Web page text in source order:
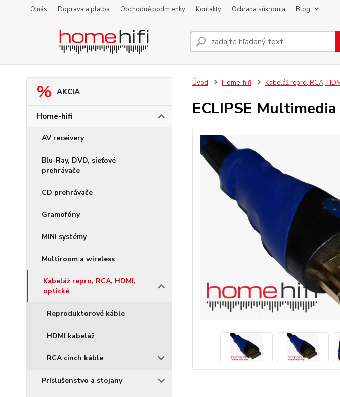
O nás Doprava a platba Obchodné podmienky Kontakty Ochrana súkromia Blog
AKCIA
Home-hifi
AV receivery
Blu-Ray, DVD, sieťové
prehrávače
CD prehrávače
Gramofóny
MINI systémy
Multiroom a wireless
Kabeláž repro, RCA, HDMI,
optické
Reproduktorové káble
HDMI kabeláž
RCA cinch káble
Príslušenstvo a stojany
Úvod Home-hifi Kabeláž repro, RCA,
ECLIPSE